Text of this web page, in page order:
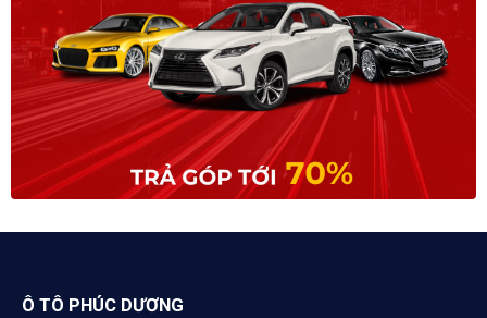
Ô TÔ PHÚC DƯƠNG